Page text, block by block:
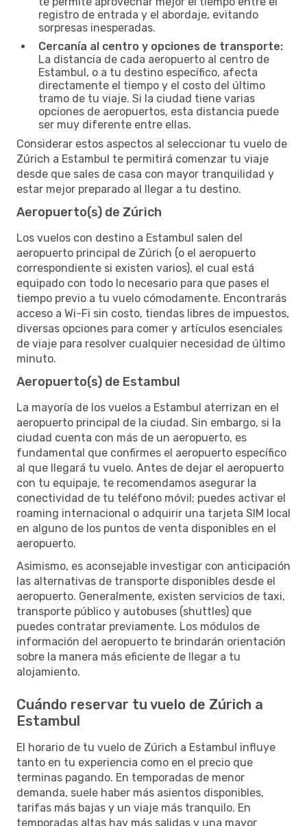
registro de entrada y el abordaje, evitando
sorpresas inesperadas.
Cercanía al centro y opciones de transporte:
La distancia de cada aeropuerto al centro de
Estambul, o a tu destino específico, afecta
directamente el tiempo y el costo del último
tramo de tu viaje. Si la ciudad tiene varias
opciones de aeropuertos, esta distancia puede
ser muy diferente entre ellas.
Considerar estos aspectos al seleccionar tu vuelo de
Zúrich a Estambul te permitirá comenzar tu viaje
desde que sales de casa con mayor tranquilidad y
estar mejor preparado al llegar a tu destino.
Aeropuerto(s) de Zúrich
Los vuelos con destino a Estambul salen del
aeropuerto principal de Zúrich (o el aeropuerto
correspondiente si existen varios), el cual está
equipado con todo lo necesario para que pases el
tiempo previo a tu vuelo cómodamente. Encontrarás
acceso a Wi-Fi sin costo, tiendas libres de impuestos,
diversas opciones para comer y artículos esenciales
de viaje para resolver cualquier necesidad de último
minuto.
Aeropuerto(s) de Estambul
La mayoría de los vuelos a Estambul aterrizan en el
aeropuerto principal de la ciudad. Sin embargo, si la
ciudad cuenta con más de un aeropuerto, es
fundamental que confirmes el aeropuerto específico
al que llegará tu vuelo. Antes de dejar el aeropuerto
con tu equipaje, te recomendamos asegurar la
conectividad de tu teléfono móvil; puedes activar el
roaming internacional o adquirir una tarjeta SIM local
en alguno de los puntos de venta disponibles en el
aeropuerto.
Asimismo, es aconsejable investigar con anticipación
las alternativas de transporte disponibles desde el
aeropuerto. Generalmente, existen servicios de taxi,
transporte público y autobuses (shuttles) que
puedes contratar previamente. Los módulos de
información del aeropuerto te brindarán orientación
sobre la manera más eficiente de llegar a tu
alojamiento.
Cuándo reservar tu vuelo de Zúrich a
Estambul
El horario de tu vuelo de Zúrich a Estambul influye
tanto en tu experiencia como en el precio que
terminas pagando. En temporadas de menor
demanda, suele haber más asientos disponibles,
tarifas más bajas y un viaje más tranquilo. En
temporadas altas hay más salidas y una mayor